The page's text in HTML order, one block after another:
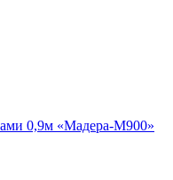
0,9м «Мадера-М900»